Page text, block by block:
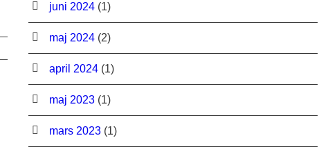
juni 2024 (1)
maj 2024 (2)
april 2024 (1)
maj 2023 (1)
mars 2023 (1)